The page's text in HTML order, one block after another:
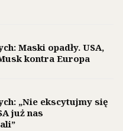
Maski opadły. USA,
kontra Europa
„Nie ekscytujmy się
już nas